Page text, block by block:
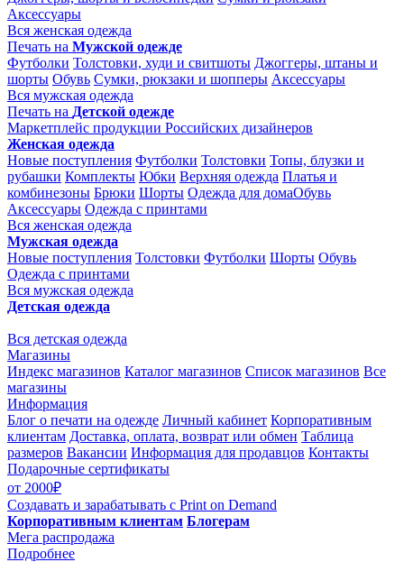
Аксессуары
Вся женская одежда
Печать на Мужской одежде
Футболки Толстовки, худи и свитшоты Джоггеры, штаны и
шорты Обувь Сумки, рюкзаки и шопперы Аксессуары
Вся мужская одежда
Печать на Детской одежде
Маркетплейс продукции Российских дизайнеров
Женская одежда
Новые поступления Футболки Толстовки Топы, блузки и
рубашки Комплекты Юбки Верхняя одежда Платья и
комбинезоны Брюки Шорты Одежда для домаОбувь
Аксессуары Одежда с принтами
Вся женская одежда
Мужская одежда
Новые поступления Толстовки Футболки Шорты Обувь
Одежда с принтами
Вся мужская одежда
Детская одежда
Вся детская одежда
Магазины
Индекс магазинов Каталог магазинов Список магазинов Все
магазины
Информация
Блог о печати на одежде Личный кабинет Корпоративным
клиентам Доставка, оплата, возврат или обмен Таблица
размеров Вакансии Информация для продавцов Контакты
Подарочные сертификаты
от 2000₽
Создавать и зарабатывать с Print on Demand
Корпоративным клиентам Блогерам
Мега распродажа
Подробнее